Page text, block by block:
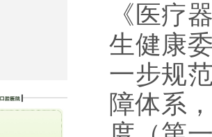
《医疗
生健康
一步规
障体系